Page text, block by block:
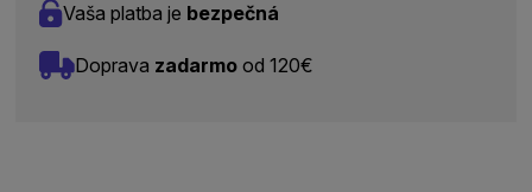
Vaša platba je bezpečná
Doprava zadarmo od 120€